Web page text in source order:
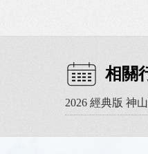
相關
2026 經典版 神